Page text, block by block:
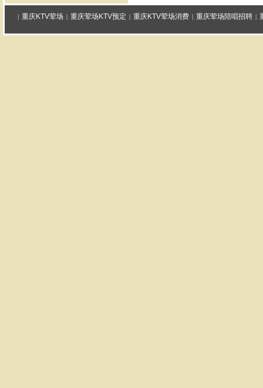
| 重庆KTV荤场 | 重庆荤场KTV预定 | 重庆KTV荤场消费 | 重庆荤场陪唱招聘 |